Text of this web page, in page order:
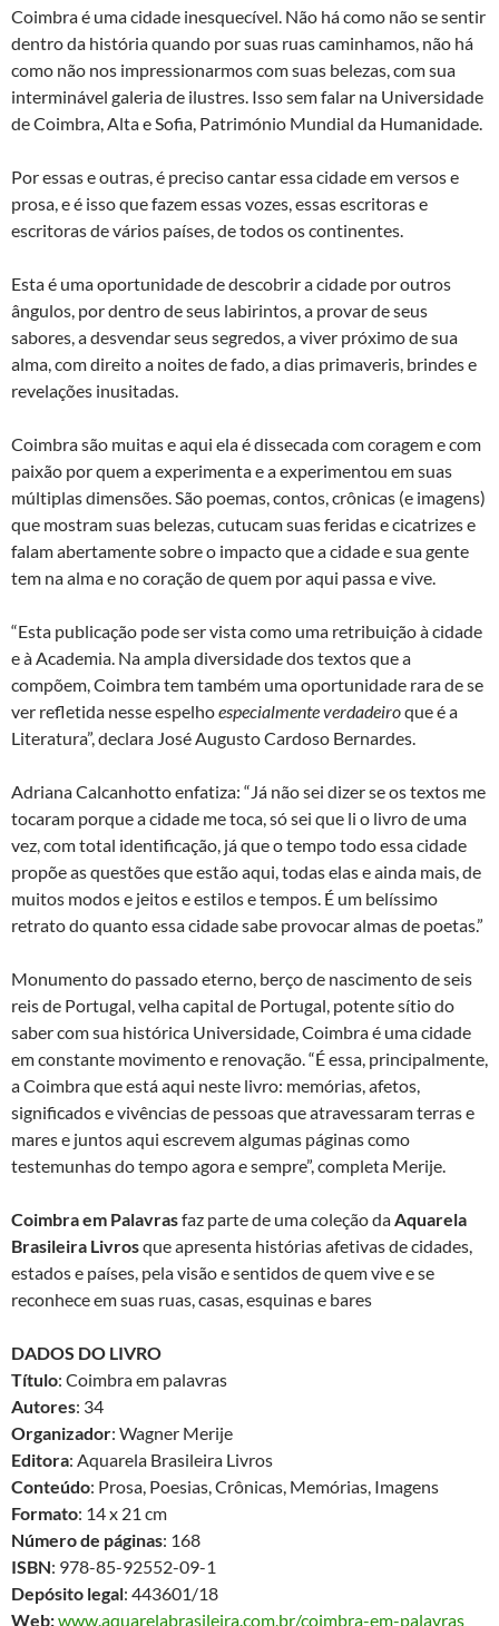
Coimbra é uma cidade inesquecível. Não há como não se sentir
dentro da história quando por suas ruas caminhamos, não há
como não nos impressionarmos com suas belezas, com sua
interminável galeria de ilustres. Isso sem falar na Universidade
de Coimbra, Alta e Sofia, Património Mundial da Humanidade.
Por essas e outras, é preciso cantar essa cidade em versos e
prosa, e é isso que fazem essas vozes, essas escritoras e
escritoras de vários países, de todos os continentes.
Esta é uma oportunidade de descobrir a cidade por outros
ângulos, por dentro de seus labirintos, a provar de seus
sabores, a desvendar seus segredos, a viver próximo de sua
alma, com direito a noites de fado, a dias primaveris, brindes e
revelações inusitadas.
Coimbra são muitas e aqui ela é dissecada com coragem e com
paixão por quem a experimenta e a experimentou em suas
múltiplas dimensões. São poemas, contos, crônicas (e imagens)
que mostram suas belezas, cutucam suas feridas e cicatrizes e
falam abertamente sobre o impacto que a cidade e sua gente
tem na alma e no coração de quem por aqui passa e vive.
“Esta publicação pode ser vista como uma retribuição à cidade
e à Academia. Na ampla diversidade dos textos que a
compõem, Coimbra tem também uma oportunidade rara de se
ver refletida nesse espelhoespecialmente verdadeiroque é a
Literatura”, declara José Augusto Cardoso Bernardes.
Adriana Calcanhotto enfatiza: “Já não sei dizer se os textos me
tocaram porque a cidade me toca, só sei que li o livro de uma
vez, com total identificação, já que o tempo todo essa cidade
propõe as questões que estão aqui, todas elas e ainda mais, de
muitos modos e jeitos e estilos e tempos. É um belíssimo
retrato do quanto essa cidade sabe provocar almas de poetas.”
Monumento do passado eterno, berço de nascimento de seis
reis de Portugal, velha capital de Portugal, potente sítio do
saber com sua histórica Universidade, Coimbra é uma cidade
em constante movimento e renovação. “É essa, principalmente,
a Coimbra que está aqui neste livro: memórias, afetos,
significados e vivências de pessoas que atravessaram terras e
mares e juntos aqui escrevem algumas páginas como
testemunhas do tempo agora e sempre”, completa Merije.
Coimbra em Palavrasfaz parte de uma coleção daAquarela
Brasileira Livrosque apresenta histórias afetivas de cidades,
estados e países, pela visão e sentidos de quem vive e se
reconhece em suas ruas, casas, esquinas e bares
DADOS DO LIVRO
Título: Coimbra em palavras
Autores: 34
Organizador: Wagner Merije
Editora: Aquarela Brasileira Livros
Conteúdo: Prosa, Poesias, Crônicas, Memórias, Imagens
Formato: 14 x 21 cm
Número de páginas: 168
ISBN: 978-85-92552-09-1
Depósito legal: 443601/18
Web:www.aquarelabrasileira.com.br/coimbra-em-palavras